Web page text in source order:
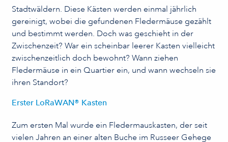
Stadtwäldern. Diese Kästen werden einmal jährlich
gereinigt, wobei die gefundenen Fledermäuse gezählt
und bestimmt werden. Doch was geschieht in der
Zwischenzeit? War ein scheinbar leerer Kasten vielleicht
zwischenzeitlich doch bewohnt? Wann ziehen
Fledermäuse in ein Quartier ein, und wann wechseln sie
ihren Standort?
Erster LoRaWAN® Kasten
Zum ersten Mal wurde ein Fledermauskasten, der seit
vielen Jahren an einer alten Buche im Russeer Gehege